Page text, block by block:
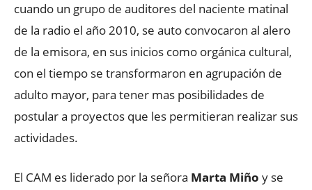
cuando un grupo de auditores del naciente matinal
de la radio el año 2010, se auto convocaron al alero
de la emisora, en sus inicios como orgánica cultural,
con el tiempo se transformaron en agrupación de
adulto mayor, para tener mas posibilidades de
postular a proyectos que les permitieran realizar sus
actividades.
El CAM es liderado por la señora Marta Miño y se